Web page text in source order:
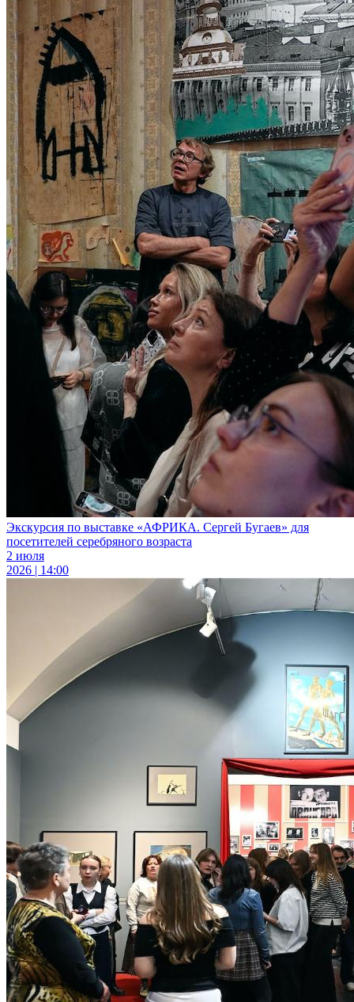
Экскурсия по выставке «АФРИКА. Сергей Бугаев» для
посетителей серебряного возраста
2 июля
2026 | 14:00